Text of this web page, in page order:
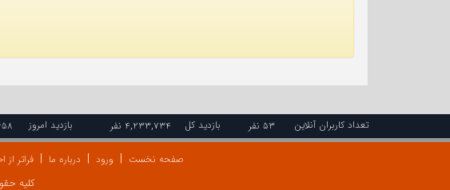
تعداد کاربران آنلاین ۵۳ نفر بازدید کل ۴,۲۳۳,۷۳۴ نفر بازدید امروز ۶۵۸
صفحه نخست ورود درباره ما فراتر از
کلیه